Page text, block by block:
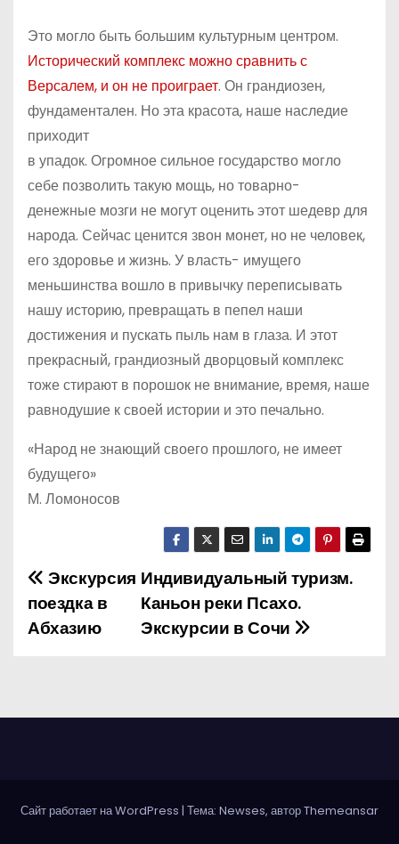
Это могло быть большим культурным центром.
Исторический комплекс можно сравнить с
Версалем, и он не проиграет. Он грандиозен,
фундаментален. Но эта красота, наше наследие
приходит
в упадок. Огромное сильное государство могло
себе позволить такую мощь, но товарно-
денежные мозги не могут оценить этот шедевр для
народа. Сейчас ценится звон монет, но не человек,
его здоровье и жизнь. У власть- имущего
меньшинства вошло в привычку переписывать
нашу историю, превращать в пепел наши
достижения и пускать пыль нам в глаза. И этот
прекрасный, грандиозный дворцовый комплекс
тоже стирают в порошок не внимание, время, наше
равнодушие к своей истории и это печально.
«Народ не знающий своего прошлого, не имеет
будущего»
М. Ломоносов
Н
а
ц
Индивидуальный туризм.
Каньон реки Псахо.
Экскурсии в Сочи
Экскурсия
поездка в
Абхазию
Сайт работает на WordPress | Тема: Newses, авторThemeansar